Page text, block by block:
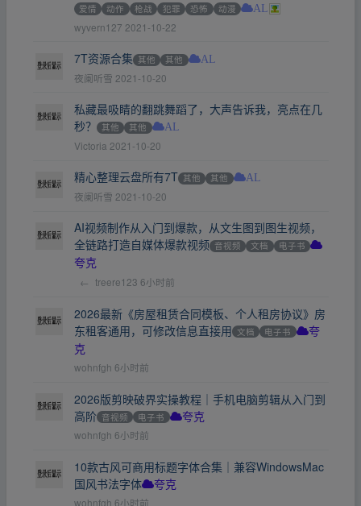
爱情
动作 枪战 犯罪 恐怖 动漫 AL
wyvern127 2021-10-22
7T资源合集 其他 其他 AL
夜阑听雪 2021-10-20
私藏最吸睛的翻跳舞蹈了，大声告诉我，亮点在几
秒？
其他 其他 AL
Victoria 2021-10-20
精心整理云盘所有7T 其他 其他 AL
夜阑听雪 2021-10-20
AI视频制作从入门到爆款，从文生图到图生视频，
全链路打造自媒体爆款视频 音视频 文档 电子书
夸克
← treere123 6小时前
2026最新《房屋租赁合同模板、个人租房协议》房
东租客通用，可修改信息直接用 文档 电子书
夸
克
wohnfgh 6小时前
2026版剪映破界实操教程｜手机电脑剪辑从入门到
高阶 音视频 电子书 夸克
wohnfgh 6小时前
10款古风可商用标题字体合集｜兼容WindowsMac
国风书法字体
夸克
wohnfgh 6小时前